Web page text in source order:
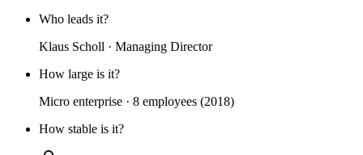
Who leads it?
Klaus Scholl · Managing Director
How large is it?
Micro enterprise · 8 employees (2018)
How stable is it?